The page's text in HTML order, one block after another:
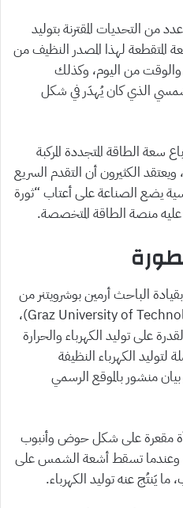
من التحديات المقترنة بتوليد
المتقطعة لهذا المصدر النظيف من
من اليوم، وكذلك
الذي كان يُهدَر في شكل
الألواح الشمسية بـ3 أرباع سعة الطاقة المتجددة المركبة
خلال العام المنصرم (2023)، ويعتقد الكثيرون أن التقدم السريع
يضع الصناعة على أعتاب “ثورة
منصة الطاقة المتخصصة.
الباحث أرمين بوشرويتنر من
جامعة غراتس للتكنولوجيا (Graz University of Technology)،
على توليد الكهرباء والحرارة
الكهرباء النظيفة
منشور بالموقع الرسمي
مقعرة على شكل حوض وأنبوب
وعندما تسقط أشعة الشمس على
ما يَنتُج عنه توليد الكهرباء.